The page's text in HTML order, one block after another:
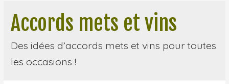
Accords mets et vins
Des idées d’accords mets et vins pour toutes
les occasions !